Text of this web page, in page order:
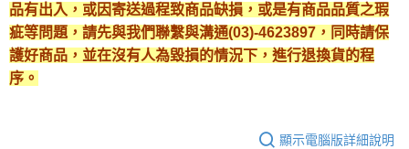
品有出入，或因寄送過程致商品缺損，或是有商品品質之瑕
疵等問題，請先與我們聯繫與溝通(03)-4623897，同時請保
護好商品，並在沒有人為毀損的情況下，進行退換貨的程
序。
顯示電腦版詳細說明